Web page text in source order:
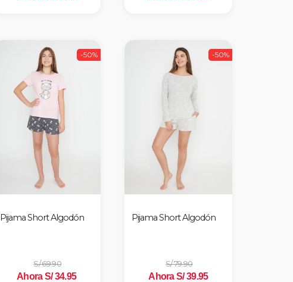
-50%
Pijama Short Algodón
S/ 69.90
Ahora S/ 34.95
-50%
Pijama Short Algodón
S/ 79.90
Ahora S/ 39.95